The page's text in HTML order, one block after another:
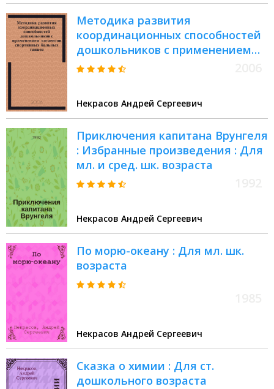
Методика развития
координационных способностей
дошкольников с применением
элементов спортивных бальных
специальность 13.00.04 <Теория
и методика физ. воспитания,
спортив. тренировки, оздоровит.
и адаптив. физ. культуры>
Некрасов Андрей Сергеевич
Приключения капитана Врунгеля
: Избранные произведения : Для
мл. и сред. шк. возраста
Некрасов Андрей Сергеевич
По морю-океану : Для мл. шк.
возраста
Некрасов Андрей Сергеевич
Сказка о химии : Для ст.
дошкольного возраста